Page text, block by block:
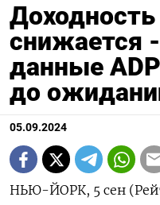
снижается
данные
до
05.09.2024
НЬЮ-ЙОРК, 5 сен